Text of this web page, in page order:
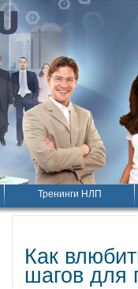
Тренинги НЛП
Как
шагов для